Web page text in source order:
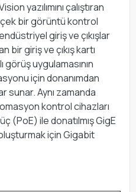
yazılımını çalıştıran
bir görüntü kontrol
giriş ve çıkışlar
bir giriş ve çıkış kartı
uygulamasının
için donanımdan
sunar. Aynı zamanda
kontrol cihazları
(PoE) ile donatılmış GigE
için Gigabit